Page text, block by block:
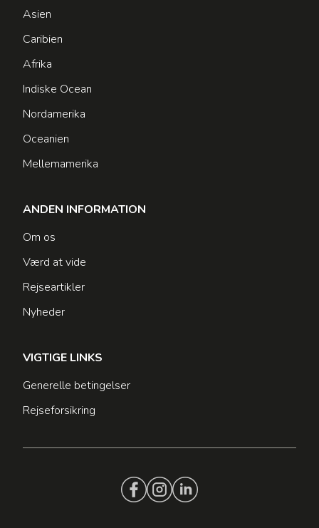
Asien
Caribien
Afrika
Indiske Ocean
Nordamerika
Oceanien
Mellemamerika
ANDEN INFORMATION
Om os
Værd at vide
Rejseartikler
Nyheder
VIGTIGE LINKS
Generelle betingelser
Rejseforsikring